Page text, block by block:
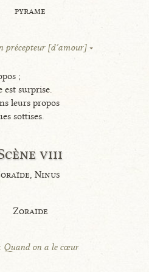
pyrame
précepteur [d’amour]
;
est surprise.
leurs propos
sottises.
viii
Ninus
Zoraïde
Quand on a le cœur